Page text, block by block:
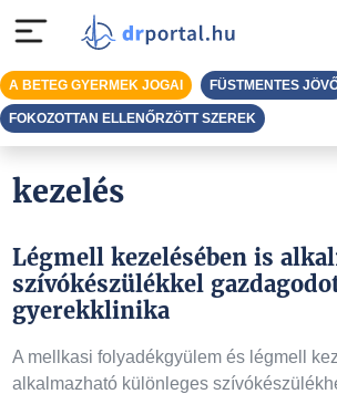
kezelés
Légmell kezelésében is
szívókészülékkel
gyerekklinika
A mellkasi folyadékgyülem és légmell
alkalmazható különleges
A BETEG GYERMEK JOGAI FÜSTMENTES
FOKOZOTTAN ELLENŐRZÖTT SZEREK